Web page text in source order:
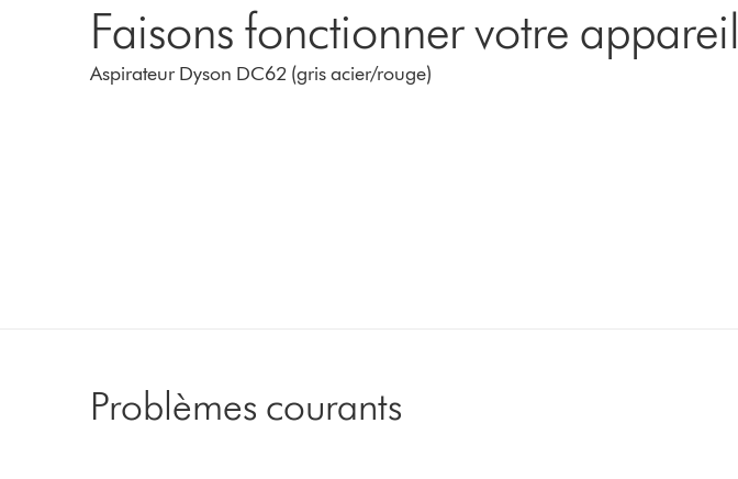
Faisons fonctionner votre appareil
Aspirateur Dyson DC62 (gris acier/rouge)
Problèmes courants